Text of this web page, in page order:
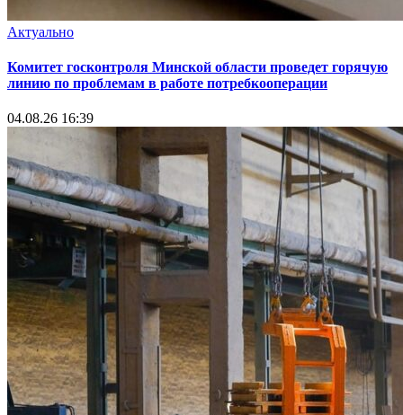
Актуально
Комитет госконтроля Минской области проведет горячую
линию по проблемам в работе потребкооперации
04.08.26 16:39